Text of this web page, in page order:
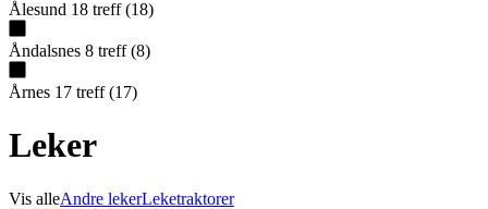
Ålesund 18 treff (18)
Åndalsnes 8 treff (8)
Årnes 17 treff (17)
Leker
Vis alleAndre lekerLeketraktorer